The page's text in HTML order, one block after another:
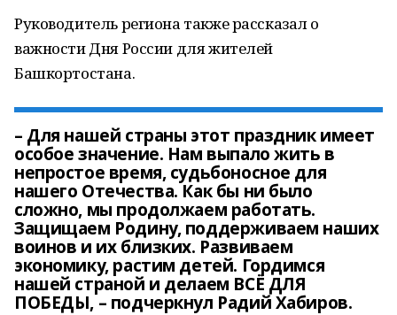
Руководитель региона также рассказал о
важности Дня России для жителей
Башкортостана.
– Для нашей страны этот праздник имеет
особое значение. Нам выпало жить в
непростое время, судьбоносное для
нашего Отечества. Как бы ни было
сложно, мы продолжаем работать.
Защищаем Родину, поддерживаем наших
воинов и их близких. Развиваем
экономику, растим детей. Гордимся
нашей страной и делаем ВСЁ ДЛЯ
ПОБЕДЫ, – подчеркнул Радий Хабиров.